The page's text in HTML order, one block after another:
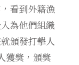
看到外籍漁
為他們組織
頒發打擊人
獲獎，頒獎